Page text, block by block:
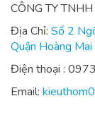
CÔNG TY
Địa Chỉ: Số 2
Quận Hoàng
Điện thoại :
Email: